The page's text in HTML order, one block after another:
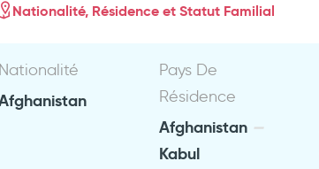
Nationalité, Résidence et Statut Familial
Nationalité
Pays De
Résidence
Afghanistan
Kabul